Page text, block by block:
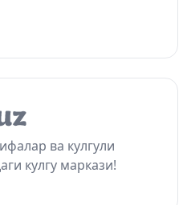
ва кулгули
кулгу маркази!